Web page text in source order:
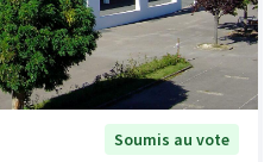
Soumis au vote